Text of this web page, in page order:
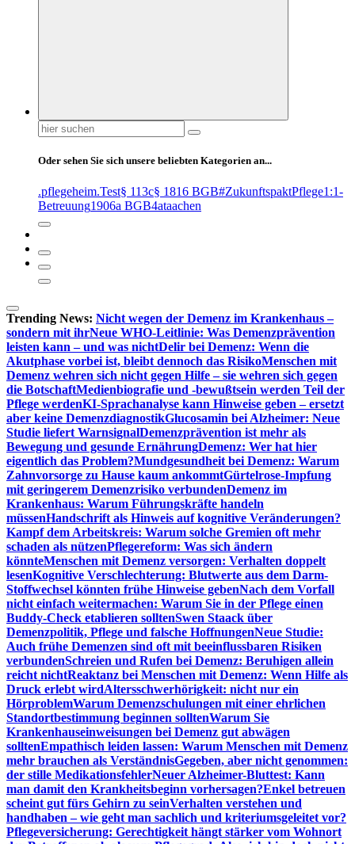
Suchen
nach:
Oder sehen Sie sich unsere beliebten Kategorien an...
.pflegeheim.Test§ 113c§ 1816 BGB#ZukunftspaktPflege1:1-
Betreuung1906a BGB4ataachen
Trending News: Nicht wegen der Demenz im Krankenhaus –
sondern mit ihrNeue WHO-Leitlinie: Was Demenzprävention
leisten kann – und was nichtDelir bei Demenz: Wenn die
Akutphase vorbei ist, bleibt dennoch das RisikoMenschen mit
Demenz wehren sich nicht gegen Hilfe – sie wehren sich gegen
die BotschaftMedienbiografie und -bewußtsein werden Teil der
Pflege werdenKI-Sprachanalyse kann Hinweise geben – ersetzt
aber keine DemenzdiagnostikGlucosamin bei Alzheimer: Neue
Studie liefert WarnsignalDemenzprävention ist mehr als
Bewegung und gesunde ErnährungDemenz: Wer hat hier
eigentlich das Problem?Mundgesundheit bei Demenz: Warum
Zahnvorsorge zu Hause kaum ankommtGürtelrose-Impfung
mit geringerem Demenzrisiko verbundenDemenz im
Krankenhaus: Warum Führungskräfte handeln
müssenHandschrift als Hinweis auf kognitive Veränderungen?
Kampf dem Arbeitskreis: Warum solche Gremien oft mehr
schaden als nützenPflegereform: Was sich ändern
könnteMenschen mit Demenz versorgen: Verhalten doppelt
lesenKognitive Verschlechterung: Blutwerte aus dem Darm-
Stoffwechsel könnten frühe Hinweise gebenNach dem Vorfall
nicht einfach weitermachen: Warum Sie in der Pflege einen
Buddy-Check etablieren solltenSwen Staack über
Demenzpolitik, Pflege und falsche HoffnungenNeue Studie:
Auch frühe Demenzen sind oft mit beeinflussbaren Risiken
verbundenSchreien und Rufen bei Demenz: Beruhigen allein
reicht nichtReaktanz bei Menschen mit Demenz: Wenn Hilfe als
Druck erlebt wirdAltersschwerhörigkeit: nicht nur ein
HörproblemWarum Demenzschulungen mit einer ehrlichen
Standortbestimmung beginnen solltenWarum Sie
Krankenhauseinweisungen bei Demenz gut abwägen
solltenEmpathisch leiden lassen: Warum Menschen mit Demenz
mehr brauchen als VerständnisGegeben, aber nicht genommen:
der stille MedikationsfehlerNeuer Alzheimer-Bluttest: Kann
man damit den Krankheitsbeginn vorhersagen?Enkel betreuen
scheint gut fürs Gehirn zu seinVerhalten verstehen und
handhaben – wie geht man sachlich und kriteriumsgeleitet vor?
Pflegeversicherung: Gerechtigkeit hängt stärker vom Wohnort